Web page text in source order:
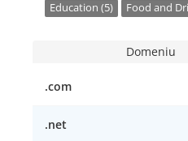
Education (5)
Food and
Domeniu
.com
.net